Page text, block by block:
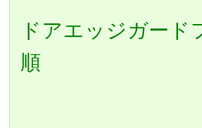
ドアエッジガード
順